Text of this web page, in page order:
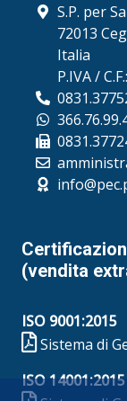
S.P. per
72013
Italia
P.IVA /
(vendita
ISO 9001:2015
Sistema di
ISO 14001:2015